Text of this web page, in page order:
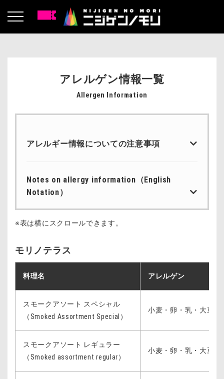
アレルゲン情報一覧
Allergen Information
アレルギー情報についての注意事項
を保証するものではありません。ご注文にあたっ
ては・お客様による最終的なご判断をお願いしま
他のメニューと同一の厨房・製造ラインで調理し
レルギー物質が微量に混入する可能性がありま
また・調理・洗浄機器などについても・他メニュ
メニュー内容・使用食材は変更となる場合があり
ます。情報については随時更新されますので・ご
お子さまがアレルギー情報をご覧になる際は・必
ず保護者の方といっしょにご覧の上・ご確認くだ
Notes on allergy information（English
Notation）
does not guarantee that allergic reactions will not
Since the food is prepared in the same kitchen and
contamination with allergens may occur.
for all menu items, which may lead to cross-
contamination.
change. Information will be updated from time to
time, so please check the latest information when
※表は横にスクロールできます。
モリノテラス
料理名 アレルゲン
スモークアソート スペシャル
（Smoked Assortment Special）
小麦・卵・乳・大豆・
スモークアソート レギュラー
（Smoked assortment regular）
小麦・卵・乳・大豆・